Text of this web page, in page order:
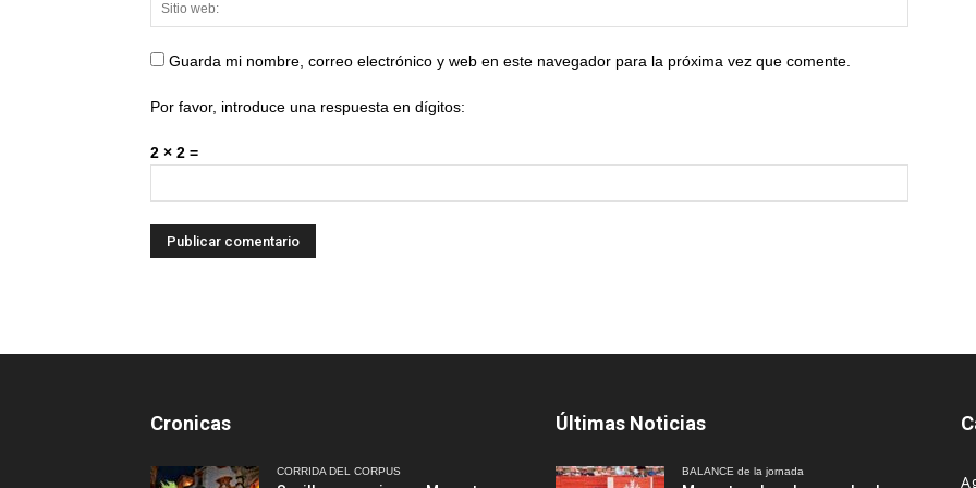
Guarda mi nombre, correo electrónico y web en este navegador para la próxima vez que comente.
Por favor, introduce una respuesta en dígitos:
2 × 2 =
Cronicas
CORRIDA DEL CORPUS
Últimas Noticias
BALANCE de la jornada